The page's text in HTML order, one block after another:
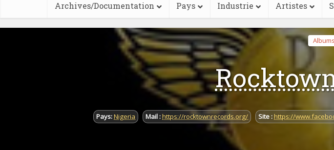
Archives/Documentation Pays Industrie Artistes
Pays:Nigeria Mail :https://rocktownrecords.org/ Site :https://